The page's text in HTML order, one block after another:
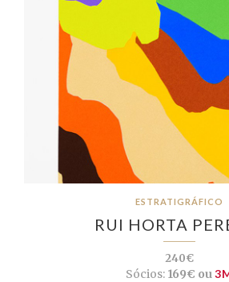
ESTRATIGRÁFICO
RUI HORTA
240€
Sócios: 169€ ou